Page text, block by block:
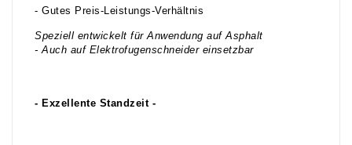
- Gutes Preis-Leistungs-Verhältnis
Speziell entwickelt für Anwendung auf Asphalt
- Auch auf Elektrofugenschneider einsetzbar
- Exzellente Standzeit -